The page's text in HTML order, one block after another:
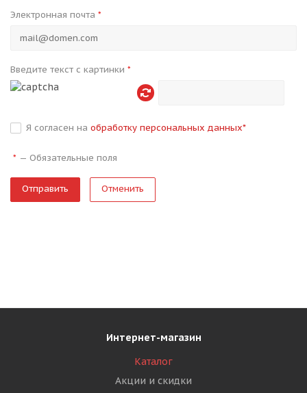
Электронная почта *
Введите текст с картинки *
Я согласен на обработку персональных данных*
* — Обязательные поля
Отменить
Интернет-магазин
Каталог
Акции и скидки